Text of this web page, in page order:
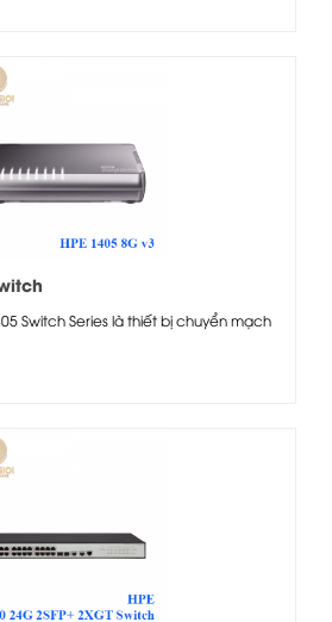
Switch Series là thiết bị chuyển mạch